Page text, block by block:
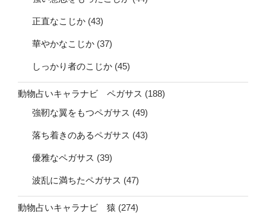
正直なこじか (43)
華やかなこじか (37)
しっかり者のこじか (45)
動物占いキャラナビ ペガサス (188)
強靭な翼をもつペガサス (49)
落ち着きのあるペガサス (43)
優雅なペガサス (39)
波乱に満ちたペガサス (47)
動物占いキャラナビ 猿 (274)